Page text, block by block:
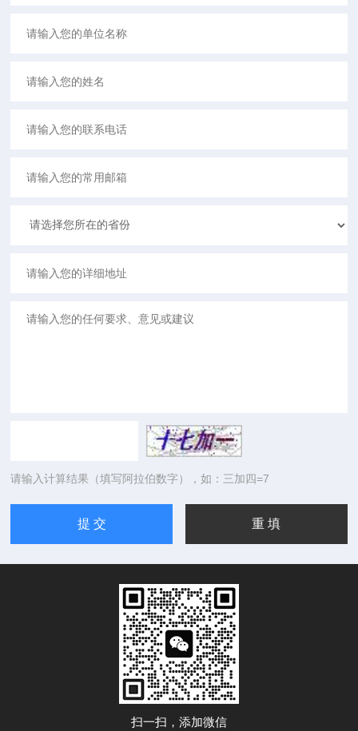
请输入计算结果（填写阿拉伯数字），如：三加四=7
扫一扫，添加微信